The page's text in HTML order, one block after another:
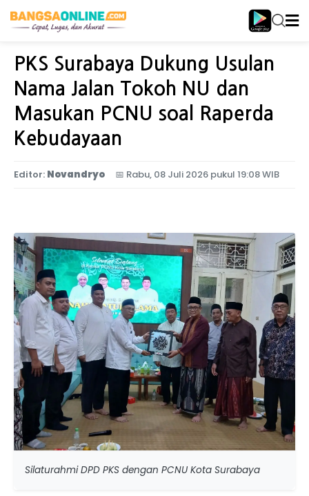
Home Jawa Timur
PKS Surabaya Dukung Usulan
Nama Jalan Tokoh NU dan
Masukan PCNU soal Raperda
Kebudayaan
Editor: Novandryo 📅 Rabu, 08 Juli 2026 pukul 19:08 WIB
Silaturahmi DPD PKS dengan PCNU Kota Surabaya